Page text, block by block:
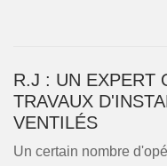
R.J : UN EXPERT
TRAVAUX
VENTILÉS
Un certain nombre